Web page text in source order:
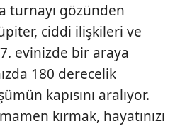
turnayı gözünden
ciddi ilişkileri ve
evinizde bir araya
180 derecelik
kapısını aralıyor.
kırmak, hayatınızı